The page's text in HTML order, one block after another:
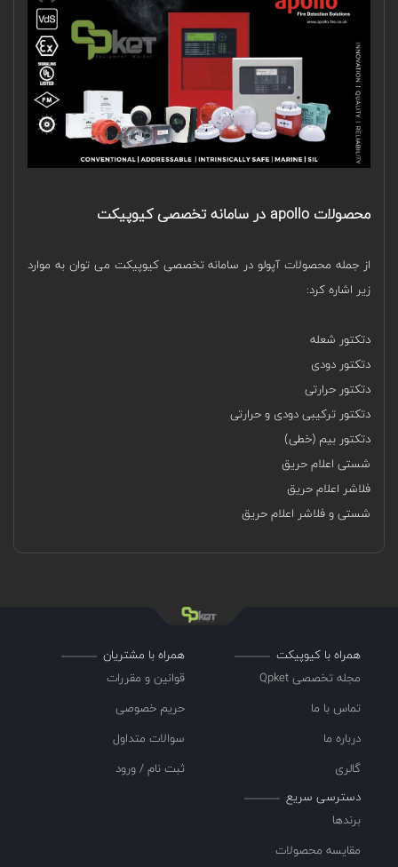
محصولات apollo در سامانه تخصصی کیوپیکت
از جمله محصولات آپولو در سامانه تخصصی کیوپیکت می توان به موارد
زیر اشاره کرد:
دتکتور شعله
دتکتور دودی
دتکتور حرارتی
دتکتور ترکیبی دودی و حرارتی
دتکتور بیم (خطی)
شستی اعلام حریق
فلاشر اعلام حریق
شستی و فلاشر اعلام حریق
همراه با کیوپیکت
مجله تخصصی Qpket
تماس با ما
درباره ما
گالری
همراه با مشتریان
قوانین و مقررات
حریم خصوصی
سوالات متداول
ثبت نام / ورود
دسترسی سریع
برندها
مقایسه محصولات